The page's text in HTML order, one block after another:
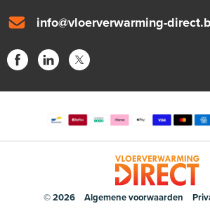
info@vloerverwarming-
© 2026 Algemene voorwaarden